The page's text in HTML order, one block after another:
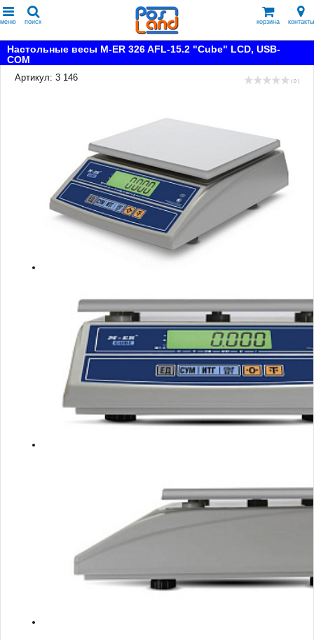
меню поиск корзина контакты
Настольные весы M-ER 326 AFL-15.2 "Cube" LCD, USB-
COM
Артикул: 3 146
( 0 )